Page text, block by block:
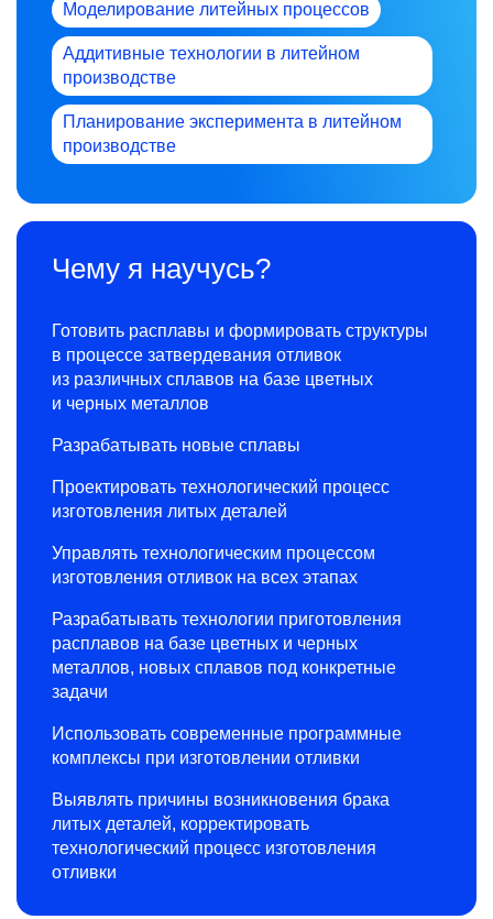
Моделирование литейных процессов
Аддитивные технологии в литейном
производстве
Планирование эксперимента в литейном
производстве
Чему я научусь?
Готовить расплавы и формировать структуры
в процессе затвердевания отливок
из различных сплавов на базе цветных
и черных металлов
Разрабатывать новые сплавы
Проектировать технологический процесс
изготовления литых деталей
Управлять технологическим процессом
изготовления отливок на всех этапах
Разрабатывать технологии приготовления
расплавов на базе цветных и черных
металлов, новых сплавов под конкретные
задачи
Использовать современные программные
комплексы при изготовлении отливки
Выявлять причины возникновения брака
литых деталей, корректировать
технологический процесс изготовления
отливки